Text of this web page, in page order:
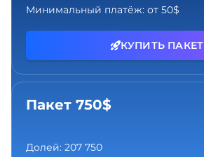
Минимальный платёж: от 50$
КУПИТЬ ПАКЕТ
Пакет 750$
Долей: 207 750